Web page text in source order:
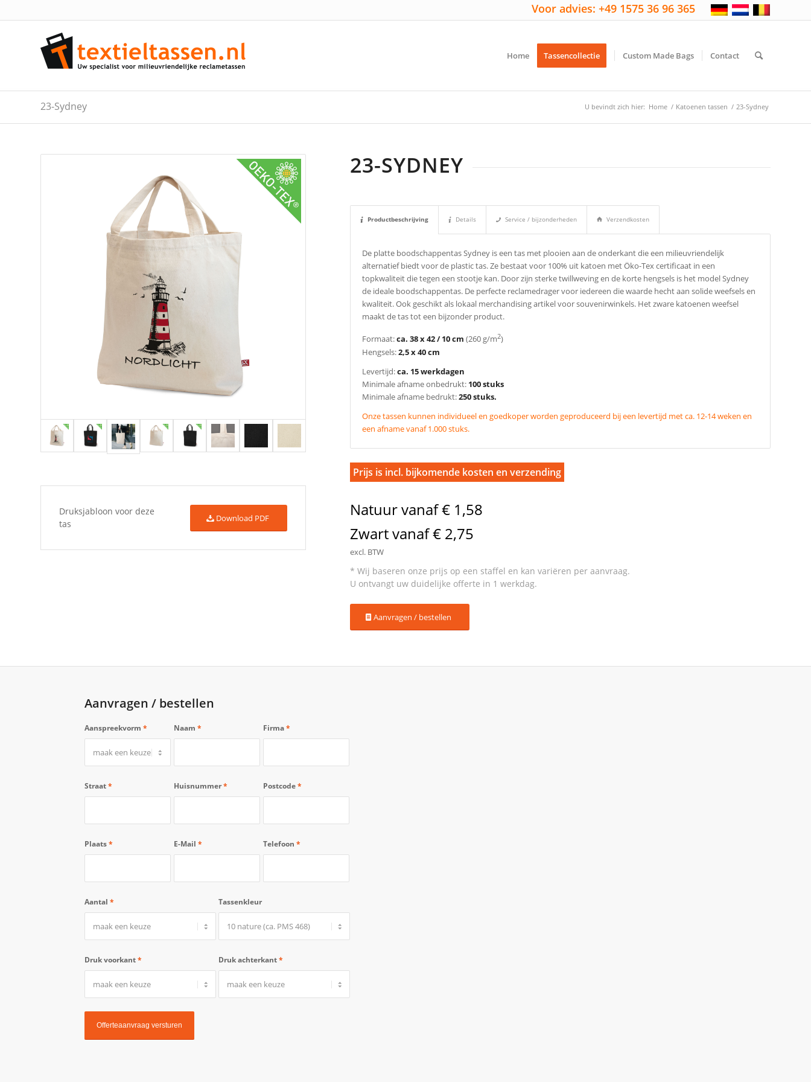
Voor advies: +49 1575 36 96 365
Home Tassencollectie Custom Made Bags Contact
23-Sydney U bevindt zich hier: Home / Katoenen tassen / 23-Sydney
Druksjabloon voor deze
tas
Download PDF
23-SYDNEY
Productbeschrijving Details Service / bijzonderheden Verzendkosten
De platte boodschappentas Sydney is een tas met plooien aan de onderkant die een milieuvriendelijk
alternatief biedt voor de plastic tas. Ze bestaat voor 100% uit katoen met Öko-Tex certificaat in een
topkwaliteit die tegen een stootje kan. Door zijn sterke twillweving en de korte hengsels is het model Sydney
de ideale boodschappentas. De perfecte reclamedrager voor iedereen die waarde hecht aan solide weefsels en
kwaliteit. Ook geschikt als lokaal merchandising artikel voor souvenirwinkels. Het zware katoenen weefsel
maakt de tas tot een bijzonder product.
Formaat:ca. 38 x 42 / 10 cm (260 g/m2)
Hengsels:2,5 x 40 cm
Levertijd:ca. 15 werkdagen
Minimale afname onbedrukt: 100 stuks
Minimale afname bedrukt:250 stuks.
Onze tassen kunnen individueel en goedkoper worden geproduceerd bij een levertijd met ca. 12-14 weken en
een afname vanaf 1.000 stuks.
Prijs is incl. bijkomende kosten en verzending
Natuur vanaf € 1,58
Zwart vanaf € 2,75
excl. BTW
Aanvragen / bestellen
Aanvragen / bestellen
Aanspreekvorm * Naam * Firma*
Straat* Huisnummer* Postcode*
Plaats* E-Mail * Telefoon *
Aantal * Tassenkleur
Druk voorkant* Druk achterkant*